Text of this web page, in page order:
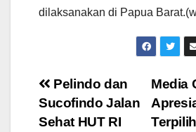
dilaksanakan di Papua
Post
navigation
Media
Pelindo dan
Sucofindo Jalan
Sehat HUT RI